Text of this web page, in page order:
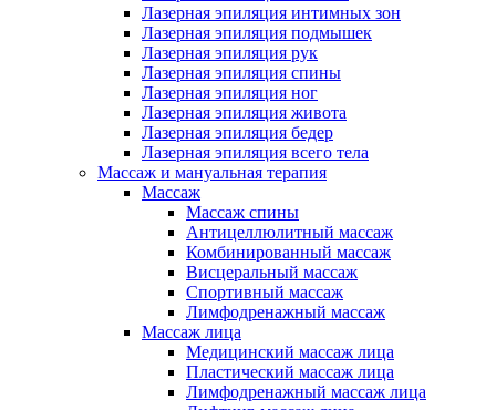
Лазерная эпиляция интимных зон
Лазерная эпиляция подмышек
Лазерная эпиляция рук
Лазерная эпиляция спины
Лазерная эпиляция ног
Лазерная эпиляция живота
Лазерная эпиляция бедер
Лазерная эпиляция всего тела
Массаж и мануальная терапия
Массаж
Массаж спины
Антицеллюлитный массаж
Комбинированный массаж
Висцеральный массаж
Спортивный массаж
Лимфодренажный массаж
Массаж лица
Медицинский массаж лица
Пластический массаж лица
Лимфодренажный массаж лица